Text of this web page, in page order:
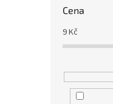
Cena
9Kč